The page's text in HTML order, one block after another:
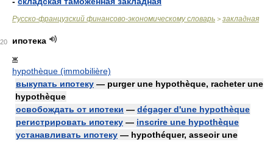
Русско-французский финансово-экономическому словарь > закладная
20
ипотека
ж
hypothèque (immobilière)
выкупать ипотеку — purger une hypothèque, racheter une
hypothèque
освобождать от ипотеки — dégager d'une hypothèque
регистрировать ипотеку — inscrire une hypothèque
устанавливать ипотеку — hypothéquer, asseoir une